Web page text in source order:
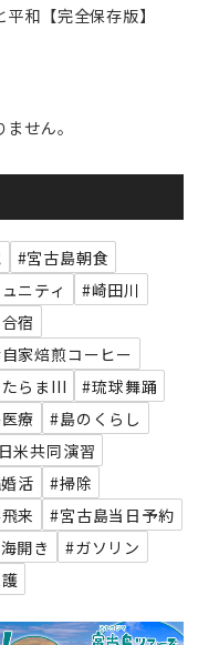
和【完全保存版】
せん。
#宮古島朝食
ニティ
#崎田川
宿
家焙煎コーヒー
らまIII
#琉球舞踊
療
#島のくらし
米共同演習
活
#掃除
来
#宮古島当日予約
開き
#ガソリン